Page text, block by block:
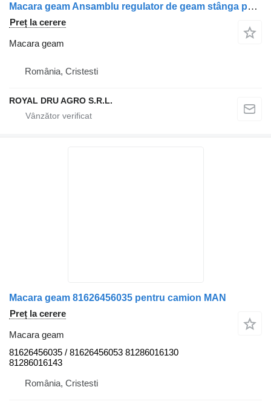
Macara geam Ansamblu regulator de geam stânga pentru camion MAN 81626456035 / 81626456053 / 81286016130 / 81286016143
Preț la cerere
Macara geam
România, Cristesti
ROYAL DRU AGRO S.R.L.
Macara geam 81626456035 pentru camion MAN
Preț la cerere
Macara geam
81626456035 / 81626456053 81286016130
81286016143
România, Cristesti